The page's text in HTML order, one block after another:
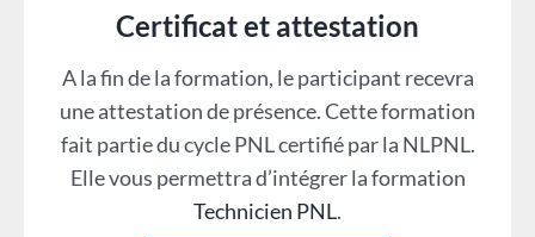
Certificat et attestation
A la fin de la formation, le participant recevra
une attestation de présence. Cette formation
fait partie du cycle PNL certifié par la NLPNL.
Elle vous permettra d’intégrer la formation
Technicien PNL.